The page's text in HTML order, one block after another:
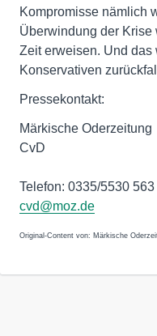
Kompromisse nämlich
Überwindung der
Zeit erweisen. Und das
Konservativen
Pressekontakt:
Märkische Oderzeitung
CvD
Telefon: 0335/5530 563
cvd@moz.de
Original-Content von: Märkische